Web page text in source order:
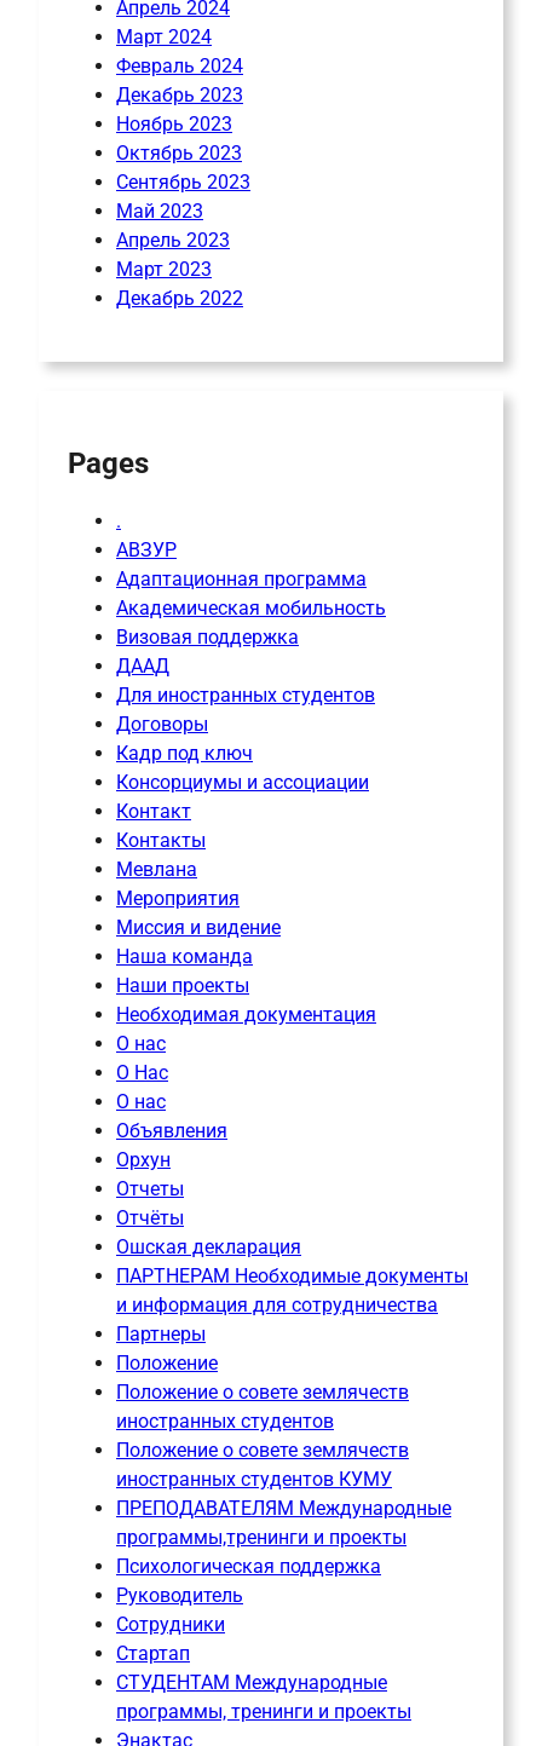
Апрель 2024
Март 2024
Февраль 2024
Декабрь 2023
Ноябрь 2023
Октябрь 2023
Сентябрь 2023
Май 2023
Апрель 2023
Март 2023
Декабрь 2022
Pages
.
АВЗУР
Адаптационная программа
Академическая мобильность
Визовая поддержка
ДААД
Для иностранных студентов
Договоры
Кадр под ключ
Консорциумы и ассоциации
Контакт
Контакты
Мевлана
Мероприятия
Миссия и видение
Наша команда
Наши проекты
Необходимая документация
О нас
О Нас
О нас
Объявления
Орхун
Отчеты
Отчёты
Ошская декларация
ПАРТНЕРАМ Необходимые документы
и информация для сотрудничества
Партнеры
Положение
Положение о совете землячеств
иностранных студентов
Положение о совете землячеств
иностранных студентов КУМУ
ПРЕПОДАВАТЕЛЯМ Международные
программы,тренинги и проекты
Психологическая поддержка
Руководитель
Сотрудники
Стартап
СТУДЕНТАМ Международные
программы, тренинги и проекты
Энактас